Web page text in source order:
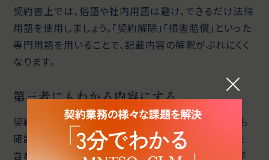
契約書上では、俗語や社内用語は避け、できるだけ法律
用語を使用しましょう。「契約解除」「損害賠償」といった
専門用語を用いることで、記載内容の解釈がぶれにくく
なります。
第三者にもわかる内容にする
契約書は当事者間だけでなく、裁判所などの第三者も
確認する可能性があります。難解な表現や業界用語を
含めて暗黙の了解による省略は避け、誰が見ても理解